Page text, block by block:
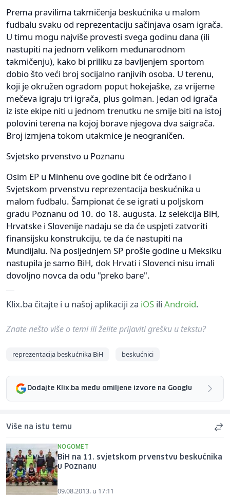
Prema pravilima takmičenja beskućnika u malom
fudbalu svaku od reprezentaciju sačinjava osam igrača.
U timu mogu najviše provesti svega godinu dana (ili
nastupiti na jednom velikom međunarodnom
takmičenju), kako bi priliku za bavljenjem sportom
dobio što veći broj socijalno ranjivih osoba. U terenu,
koji je okružen ogradom poput hokejaške, za vrijeme
mečeva igraju tri igrača, plus golman. Jedan od igrača
iz iste ekipe niti u jednom trenutku ne smije biti na istoj
polovini terena na kojoj borave njegova dva saigrača.
Broj izmjena tokom utakmice je neograničen.
Svjetsko prvenstvo u Poznanu
Osim EP u Minhenu ove godine bit će održano i
Svjetskom prvenstvu reprezentacija beskućnika u
malom fudbalu. Šampionat će se igrati u poljskom
gradu Poznanu od 10. do 18. augusta. Iz selekcija BiH,
Hrvatske i Slovenije nadaju se da će uspjeti zatvoriti
finansijsku konstrukciju, te da će nastupiti na
Mundijalu. Na posljednjem SP prošle godine u Meksiku
nastupila je samo BiH, dok Hrvati i Slovenci nisu imali
dovoljno novca da odu "preko bare".
Klix.ba čitajte i u našoj aplikaciji za iOS ili Android.
Znate nešto više o temi ili želite prijaviti grešku u tekstu?
reprezentacija beskućnika BiH beskućnici
Dodajte Klix.ba među omiljene izvore na Googlu
Više na istu temu
NOGOMET
BiH na 11. svjetskom prvenstvu beskućnika
u Poznanu
09.08.2013. u 17:11